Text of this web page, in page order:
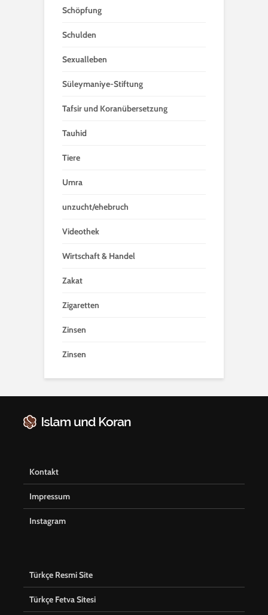
Schöpfung
Schulden
Sexualleben
Süleymaniye-Stiftung
Tafsir und Koranübersetzung
Tauhid
Tiere
Umra
unzucht/ehebruch
Videothek
Wirtschaft & Handel
Zakat
Zigaretten
Zinsen
Zinsen
Kontakt
Impressum
Instagram
Türkçe Resmi Site
Türkçe Fetva Sitesi